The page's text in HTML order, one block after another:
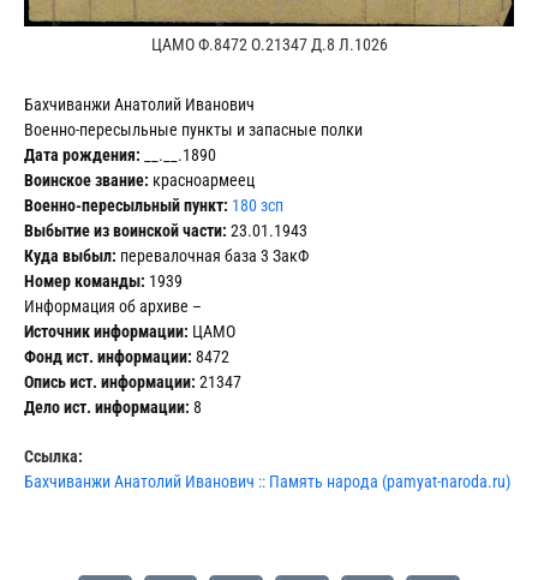
ЦАМО Ф.8472 О.21347 Д.8 Л.1026
Бахчиванжи Анатолий Иванович
Военно-пересыльные пункты и запасные полки
Дата рождения: __.__.1890
Воинское звание: красноармеец
Военно-пересыльный пункт: 180 зсп
Выбытие из воинской части: 23.01.1943
Куда выбыл: перевалочная база 3 ЗакФ
Номер команды: 1939
Информация об архиве –
Источник информации: ЦАМО
Фонд ист. информации: 8472
Опись ист. информации: 21347
Дело ист. информации: 8
Ссылка:
Бахчиванжи Анатолий Иванович :: Память народа (pamyat-naroda.ru)